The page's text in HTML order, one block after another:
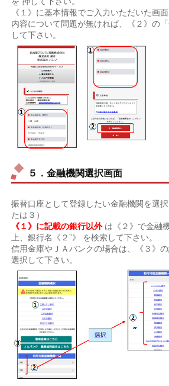
《１》に基本情報でご入力いただいた画
内容について問題が無ければ、《２》の
して下さい。
５．金融機関選択画面
振替口座として登録したい金融機関を選
たは３）
《１》に記載の銀行以外 は《２》で金融
上、銀行名《２”》 を検索して下さい。
信用金庫やＪＡバンクの場合は、《３》
選択して下さい。